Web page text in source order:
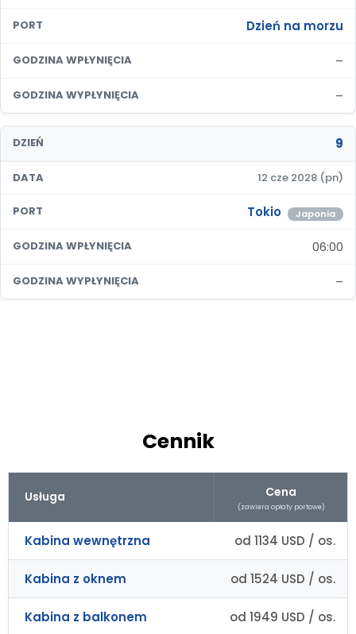
PORT Dzień na morzu
GODZINA WPŁYNIĘCIA –
GODZINA WYPŁYNIĘCIA –
DZIEŃ 9
DATA 12 cze 2028 (pn)
PORT Tokio Japonia
GODZINA WPŁYNIĘCIA 06:00
GODZINA WYPŁYNIĘCIA –
Cennik
Usługa Cena
(zawiera opłaty portowe)
Kabina wewnętrzna od 1134 USD / os.
Kabina z oknem od 1524 USD / os.
Kabina z balkonem od 1949 USD / os.